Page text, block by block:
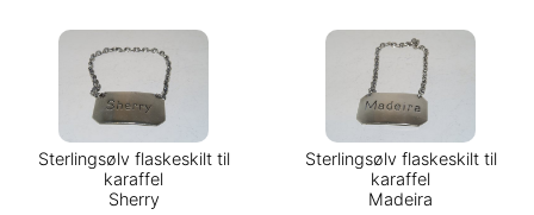
Sterlingsølv flaskeskilt til
karaffel
Sherry
Sterlingsølv flaskeskilt til
karaffel
Madeira